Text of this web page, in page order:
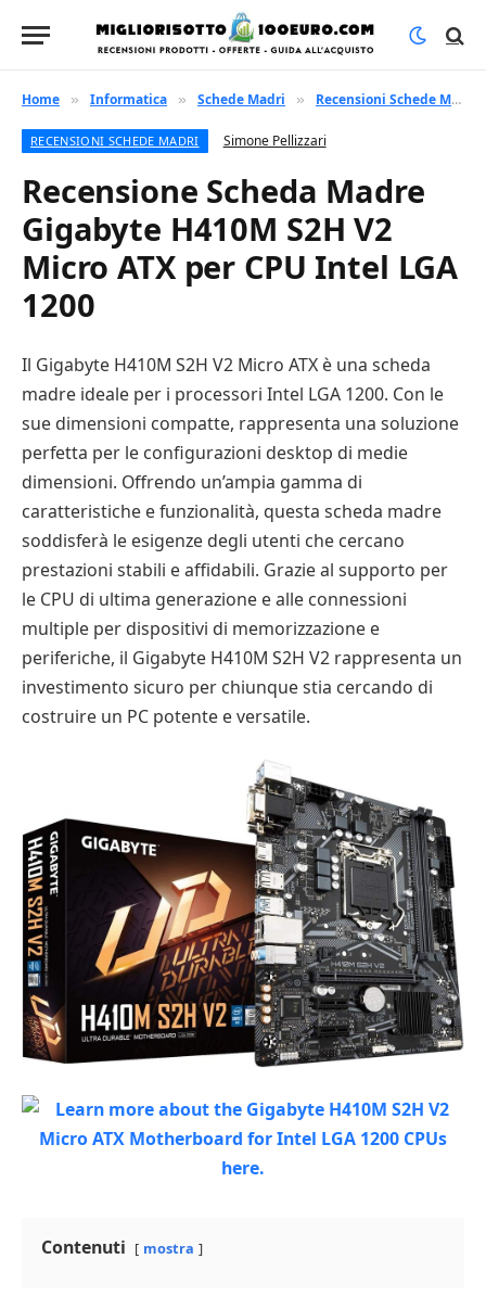
Home » Informatica » Schede Madri » Recensioni Schede Madri
RECENSIONI SCHEDE MADRI Simone Pellizzari
Recensione Scheda Madre
Gigabyte H410M S2H V2
Micro ATX per CPU Intel LGA
1200
Il Gigabyte H410M S2H V2 Micro ATX è una scheda
madre ideale per i processori Intel LGA 1200. Con le
sue dimensioni compatte, rappresenta una soluzione
perfetta per le configurazioni desktop di medie
dimensioni. Offrendo un’ampia gamma di
caratteristiche e funzionalità, questa scheda madre
soddisferà le esigenze degli utenti che cercano
prestazioni stabili e affidabili. Grazie al supporto per
le CPU di ultima generazione e alle connessioni
multiple per dispositivi di memorizzazione e
periferiche, il Gigabyte H410M S2H V2 rappresenta un
investimento sicuro per chiunque stia cercando di
costruire un PC potente e versatile.
Contenuti mostra